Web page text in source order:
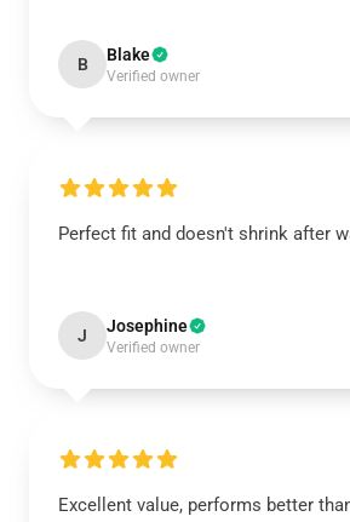
B Blake
Verified owner
Perfect fit and doesn't shrink after
J Josephine
Verified owner
Excellent value, performs better